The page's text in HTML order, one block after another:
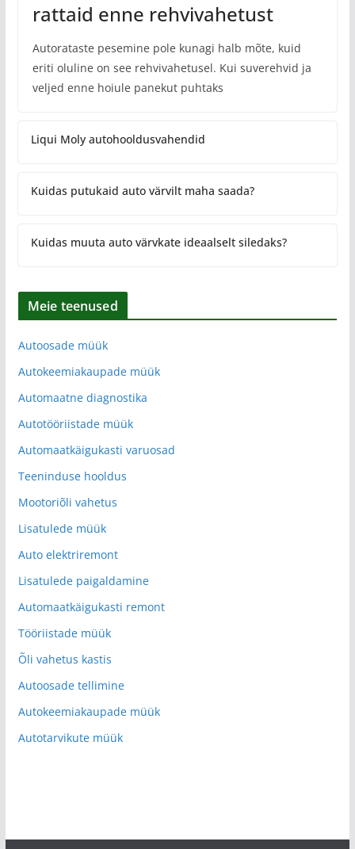
rattaid enne rehvivahetust
Autorataste pesemine pole kunagi halb mõte, kuid
eriti oluline on see rehvivahetusel. Kui suverehvid ja
veljed enne hoiule panekut puhtaks
Liqui Moly autohooldusvahendid
Kuidas putukaid auto värvilt maha saada?
Kuidas muuta auto värvkate ideaalselt siledaks?
Meie teenused
Autoosade müük
Autokeemiakaupade müük
Automaatne diagnostika
Autotööriistade müük
Automaatkäigukasti varuosad
Teeninduse hooldus
Mootoriõli vahetus
Lisatulede müük
Auto elektriremont
Lisatulede paigaldamine
Automaatkäigukasti remont
Tööriistade müük
Õli vahetus kastis
Autoosade tellimine
Autokeemiakaupade müük
Autotarvikute müük